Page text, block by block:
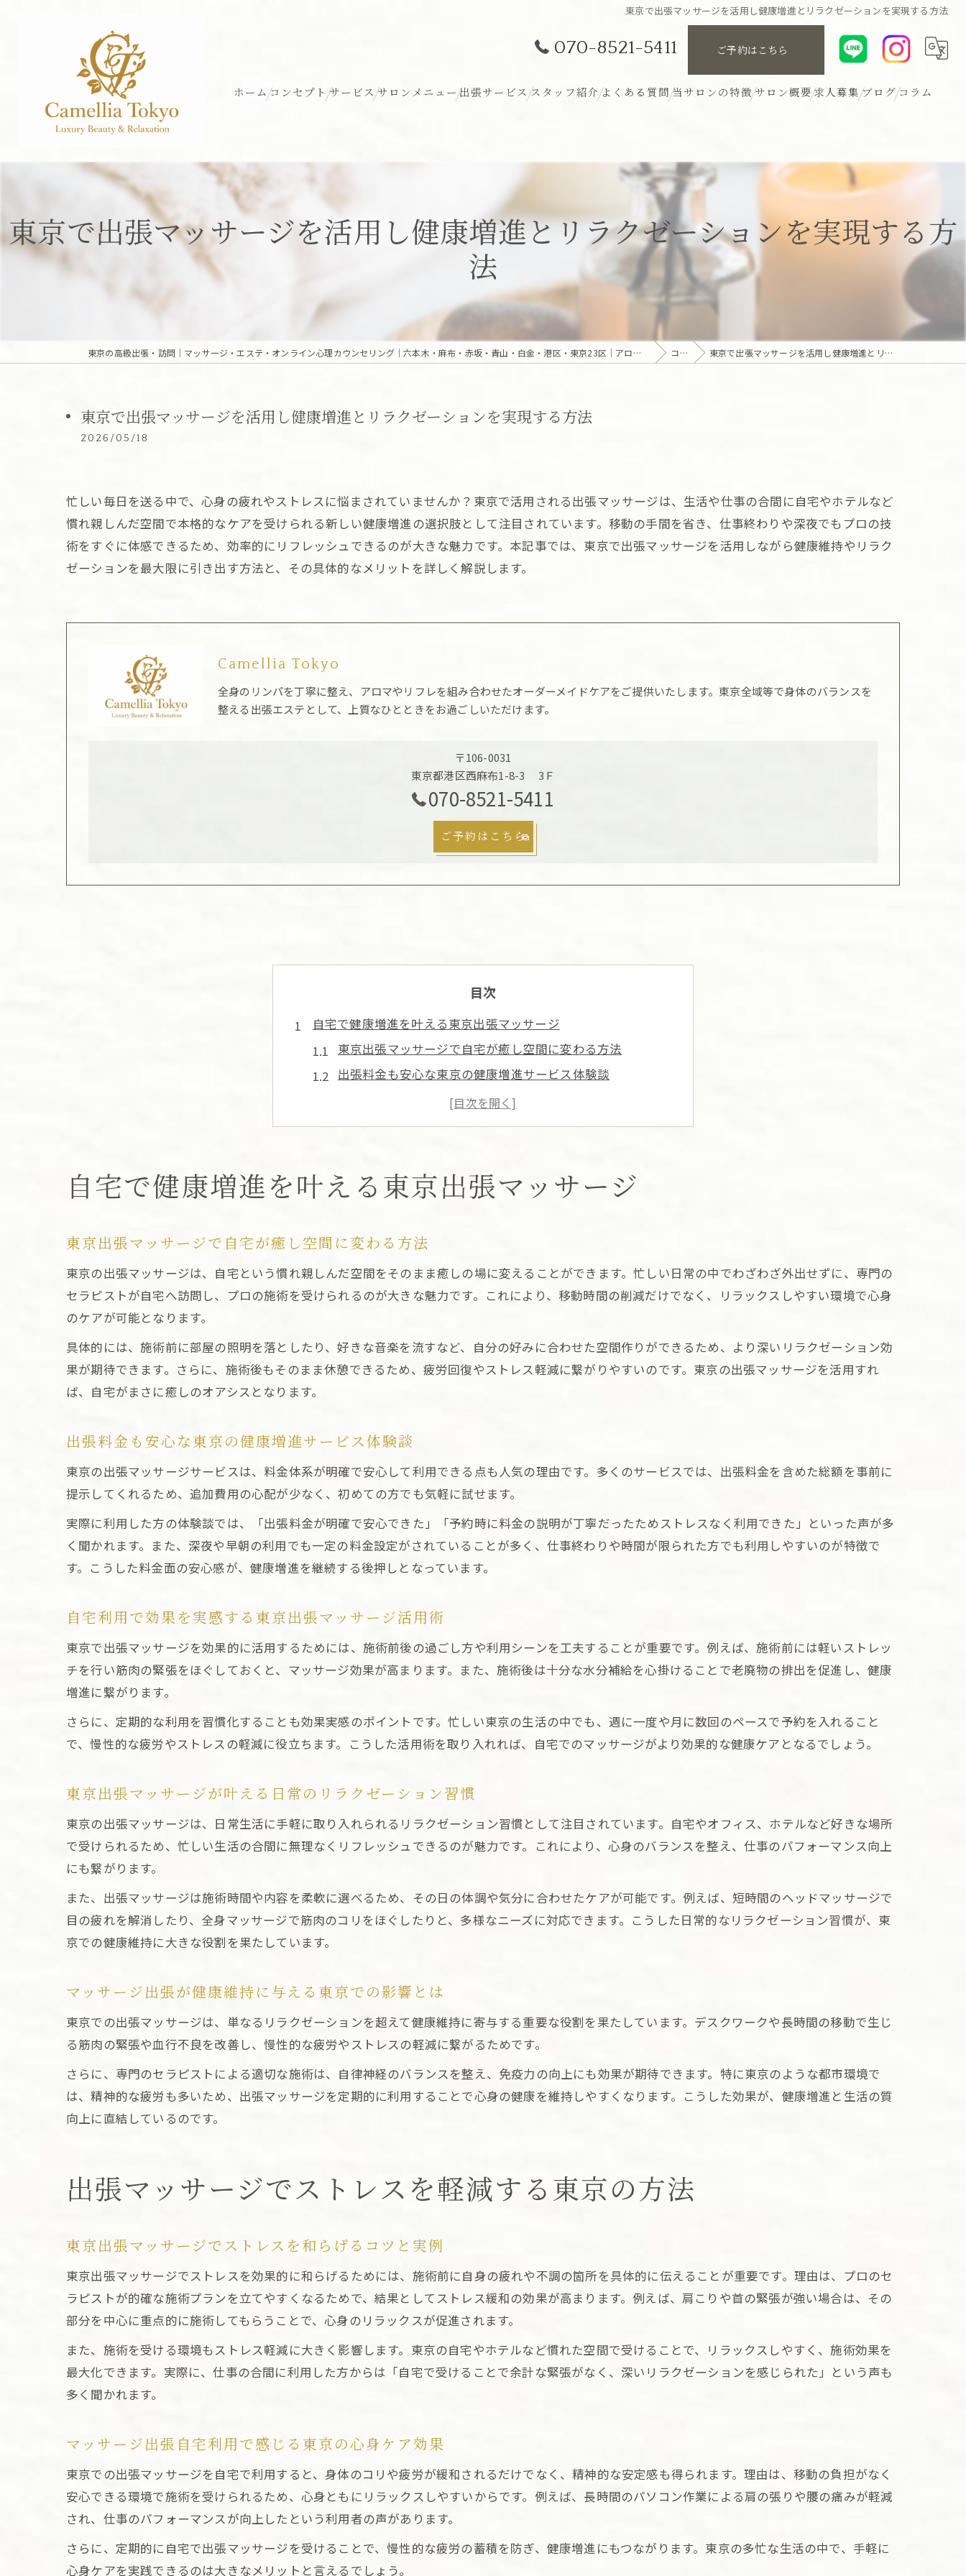
東京で出張マッサージを活用し健康増進とリラクゼーションを実現する方法
070-8521-5411 ご予約はこちら
ホーム コンセプト サービス サロンメニュー 出張サービス スタッフ紹介 よくある質問 当サロンの特徴
アロマ
ヘッド
サロン概要 求人募集 ブログコラム
東京で出張マッサージを活用し健康増進とリラクゼーションを実現する方
法
東京の高級出張・訪問｜マッサージ・エステ・オンライン心理カウンセリング｜六本木・麻布・赤坂・青山・白金・港区・東京23区｜アロマオイルとディープリンパで贅沢なひとときを「Camellia Tokyo（カメリア東京）」 コラム 東京で出張マッサージを活用し健康増進とリラクゼーションを実現する方法
東京で出張マッサージを活用し健康増進とリラクゼーションを実現する方法
2026/05/18
忙しい毎日を送る中で、心身の疲れやストレスに悩まされていませんか？東京で活用される出張マッサージは、生活や仕事の合間に自宅やホテルなど
慣れ親しんだ空間で本格的なケアを受けられる新しい健康増進の選択肢として注目されています。移動の手間を省き、仕事終わりや深夜でもプロの技
術をすぐに体感できるため、効率的にリフレッシュできるのが大きな魅力です。本記事では、東京で出張マッサージを活用しながら健康維持やリラク
ゼーションを最大限に引き出す方法と、その具体的なメリットを詳しく解説します。
Camellia Tokyo
全身のリンパを丁寧に整え、アロマやリフレを組み合わせたオーダーメイドケアをご提供いたします。東京全域等で身体のバランスを
整える出張エステとして、上質なひとときをお過ごしいただけます。
〒106-0031
東京都港区西麻布1-8-3 3Ｆ
070-8521-5411
ご予約はこちら
目次
自宅で健康増進を叶える東京出張マッサージ
東京出張マッサージで自宅が癒し空間に変わる方法
出張料金も安心な東京の健康増進サービス体験談
自宅利用で効果を実感する東京出張マッサージ活用術
東京出張マッサージが叶える日常のリラクゼーション習慣
出張マッサージでストレスを軽減する東京の方法
東京出張マッサージでストレスを和らげるコツと実例
東京出張タイマッサージのリラクゼーション活用ポイント
ストレス解消に役立つ東京出張マッサージの流れと予約方法
東京出張マッサージを活用したリフレッシュ体験談
東京出張マッサージで始める健康管理の新習慣
福利厚生マッサージ導入企業が注目する活用メリット
マッサージ出張サービスが東京で選ばれる根拠と実際
移動なしで実感する東京出張マッサージの魅力
東京出張マッサージが人気な理由と移動不要の便利さ
自宅やホテルで気軽に受ける東京出張マッサージの魅力
東京出張マッサージがもたらす時間効率と健康増進効果
出張タイマッサージも選べる東京のリラクゼーション体験
企業も注目する東京の出張マッサージ導入効果
東京出張マッサージの福利厚生導入で社員満足度が向上
企業マッサージ求人需要増加の理由と東京の現状
社員のストレス軽減に役立つ東京出張マッサージの実例
福利厚生マッサージを東京で活用する具体的なメリット
東京出張マッサージで始める心身ケアの新たな日常
出張マッサージ東京で実感するリラクゼーション効果
東京出張マッサージが提案するセルフケアの習慣化
東京出張メンズエステも選べるリラクゼーション体験
自宅で健康増進を叶える東京出張マッサージ
東京出張マッサージで自宅が癒し空間に変わる方法
東京の出張マッサージは、自宅という慣れ親しんだ空間をそのまま癒しの場に変えることができます。忙しい日常の中でわざわざ外出せずに、専門の
セラピストが自宅へ訪問し、プロの施術を受けられるのが大きな魅力です。これにより、移動時間の削減だけでなく、リラックスしやすい環境で心身
のケアが可能となります。
具体的には、施術前に部屋の照明を落としたり、好きな音楽を流すなど、自分の好みに合わせた空間作りができるため、より深いリラクゼーション効
果が期待できます。さらに、施術後もそのまま休憩できるため、疲労回復やストレス軽減に繋がりやすいのです。東京の出張マッサージを活用すれ
ば、自宅がまさに癒しのオアシスとなります。
出張料金も安心な東京の健康増進サービス体験談
東京の出張マッサージサービスは、料金体系が明確で安心して利用できる点も人気の理由です。多くのサービスでは、出張料金を含めた総額を事前に
提示してくれるため、追加費用の心配が少なく、初めての方でも気軽に試せます。
実際に利用した方の体験談では、「出張料金が明確で安心できた」「予約時に料金の説明が丁寧だったためストレスなく利用できた」といった声が多
く聞かれます。また、深夜や早朝の利用でも一定の料金設定がされていることが多く、仕事終わりや時間が限られた方でも利用しやすいのが特徴で
す。こうした料金面の安心感が、健康増進を継続する後押しとなっています。
自宅利用で効果を実感する東京出張マッサージ活用術
東京で出張マッサージを効果的に活用するためには、施術前後の過ごし方や利用シーンを工夫することが重要です。例えば、施術前には軽いストレッ
チを行い筋肉の緊張をほぐしておくと、マッサージ効果が高まります。また、施術後は十分な水分補給を心掛けることで老廃物の排出を促進し、健康
増進に繋がります。
さらに、定期的な利用を習慣化することも効果実感のポイントです。忙しい東京の生活の中でも、週に一度や月に数回のペースで予約を入れること
で、慢性的な疲労やストレスの軽減に役立ちます。こうした活用術を取り入れれば、自宅でのマッサージがより効果的な健康ケアとなるでしょう。
東京出張マッサージが叶える日常のリラクゼーション習慣
東京の出張マッサージは、日常生活に手軽に取り入れられるリラクゼーション習慣として注目されています。自宅やオフィス、ホテルなど好きな場所
で受けられるため、忙しい生活の合間に無理なくリフレッシュできるのが魅力です。これにより、心身のバランスを整え、仕事のパフォーマンス向上
にも繋がります。
また、出張マッサージは施術時間や内容を柔軟に選べるため、その日の体調や気分に合わせたケアが可能です。例えば、短時間のヘッドマッサージで
目の疲れを解消したり、全身マッサージで筋肉のコリをほぐしたりと、多様なニーズに対応できます。こうした日常的なリラクゼーション習慣が、東
京での健康維持に大きな役割を果たしています。
マッサージ出張が健康維持に与える東京での影響とは
東京での出張マッサージは、単なるリラクゼーションを超えて健康維持に寄与する重要な役割を果たしています。デスクワークや長時間の移動で生じ
る筋肉の緊張や血行不良を改善し、慢性的な疲労やストレスの軽減に繋がるためです。
さらに、専門のセラピストによる適切な施術は、自律神経のバランスを整え、免疫力の向上にも効果が期待できます。特に東京のような都市環境で
は、精神的な疲労も多いため、出張マッサージを定期的に利用することで心身の健康を維持しやすくなります。こうした効果が、健康増進と生活の質
向上に直結しているのです。
出張マッサージでストレスを軽減する東京の方法
東京出張マッサージでストレスを和らげるコツと実例
東京出張マッサージでストレスを効果的に和らげるためには、施術前に自身の疲れや不調の箇所を具体的に伝えることが重要です。理由は、プロのセ
ラピストが的確な施術プランを立てやすくなるためで、結果としてストレス緩和の効果が高まります。例えば、肩こりや首の緊張が強い場合は、その
部分を中心に重点的に施術してもらうことで、心身のリラックスが促進されます。
また、施術を受ける環境もストレス軽減に大きく影響します。東京の自宅やホテルなど慣れた空間で受けることで、リラックスしやすく、施術効果を
最大化できます。実際に、仕事の合間に利用した方からは「自宅で受けることで余計な緊張がなく、深いリラクゼーションを感じられた」という声も
多く聞かれます。
マッサージ出張自宅利用で感じる東京の心身ケア効果
東京での出張マッサージを自宅で利用すると、身体のコリや疲労が緩和されるだけでなく、精神的な安定感も得られます。理由は、移動の負担がなく
安心できる環境で施術を受けられるため、心身ともにリラックスしやすいからです。例えば、長時間のパソコン作業による肩の張りや腰の痛みが軽減
され、仕事のパフォーマンスが向上したという利用者の声があります。
さらに、定期的に自宅で出張マッサージを受けることで、慢性的な疲労の蓄積を防ぎ、健康増進にもつながります。東京の多忙な生活の中で、手軽に
心身ケアを実践できるのは大きなメリットと言えるでしょう。